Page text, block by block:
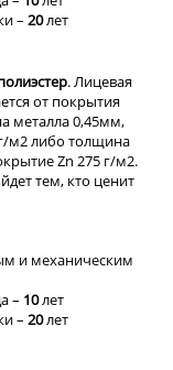
– 20лет
. Лицевая
от покрытия
металла 0,45мм,
м2 либо толщина
Zn 275 г/м2.
тем, кто ценит
и механическим
– 10лет
– 20лет